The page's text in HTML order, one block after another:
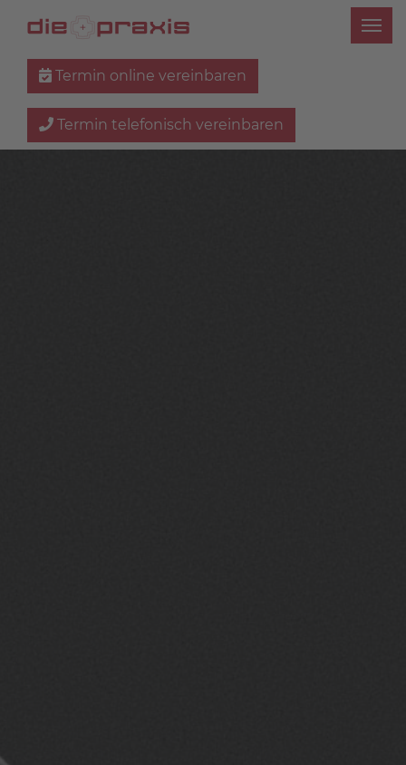
Termin online vereinbaren
Termin telefonisch vereinbaren